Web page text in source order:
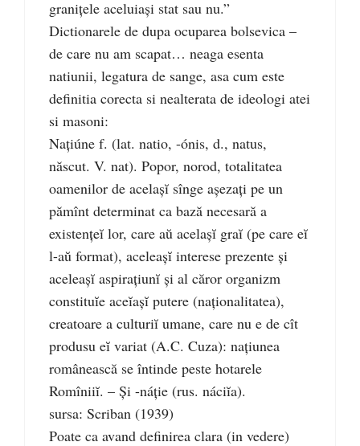
granițele aceluiași stat sau nu.”
Dictionarele de dupa ocuparea bolsevica –
de care nu am scapat… neaga esenta
natiunii, legatura de sange, asa cum este
definitia corecta si nealterata de ideologi atei
si masoni:
Națiúne f. (lat. natio, -ónis, d., natus,
născut. V. nat). Popor, norod, totalitatea
oamenilor de acelașĭ sînge așezați pe un
pămînt determinat ca bază necesară a
existențeĭ lor, care aŭ acelașĭ graĭ (pe care eĭ
l-aŭ format), aceleașĭ interese prezente și
aceleașĭ aspirațiunĭ și al căror organizm
constituĭe aceĭașĭ putere (naționalitatea),
creatoare a culturiĭ umane, care nu e de cît
produsu eĭ variat (A.C. Cuza): națiunea
românească se întinde peste hotarele
Romîniiĭ. – Și -náție (rus. náciĭa).
sursa: Scriban (1939)
Poate ca avand definirea clara (in vedere)